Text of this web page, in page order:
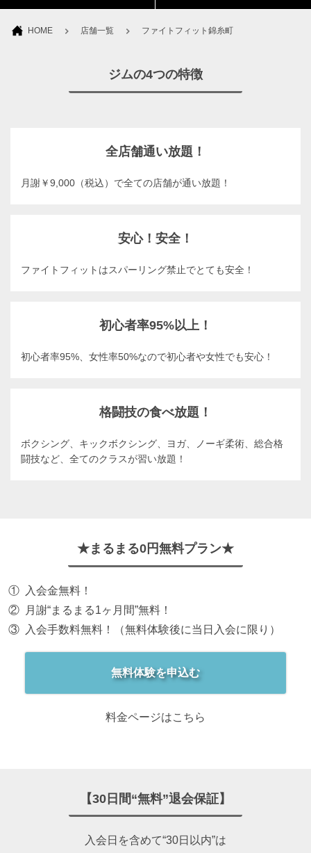
HOME 店舗一覧 ファイトフィット錦糸町
ジムの4つの特徴
全店舗通い放題！
月謝￥9,000（税込）で全ての店舗が通い放題！
安心！安全！
ファイトフィットはスパーリング禁止でとても安全！
初心者率95%以上！
初心者率95%、女性率50%なので初心者や女性でも安心！
格闘技の食べ放題！
ボクシング、キックボクシング、ヨガ、ノーギ柔術、総合格
闘技など、全てのクラスが習い放題！
★まるまる0円無料プラン★
入会金無料！
月謝“まるまる1ヶ月間”無料！
入会手数料無料！（無料体験後に当日入会に限り）
無料体験を申込む
料金ページはこちら
【30日間“無料”退会保証】
入会日を含めて“30日以内”は